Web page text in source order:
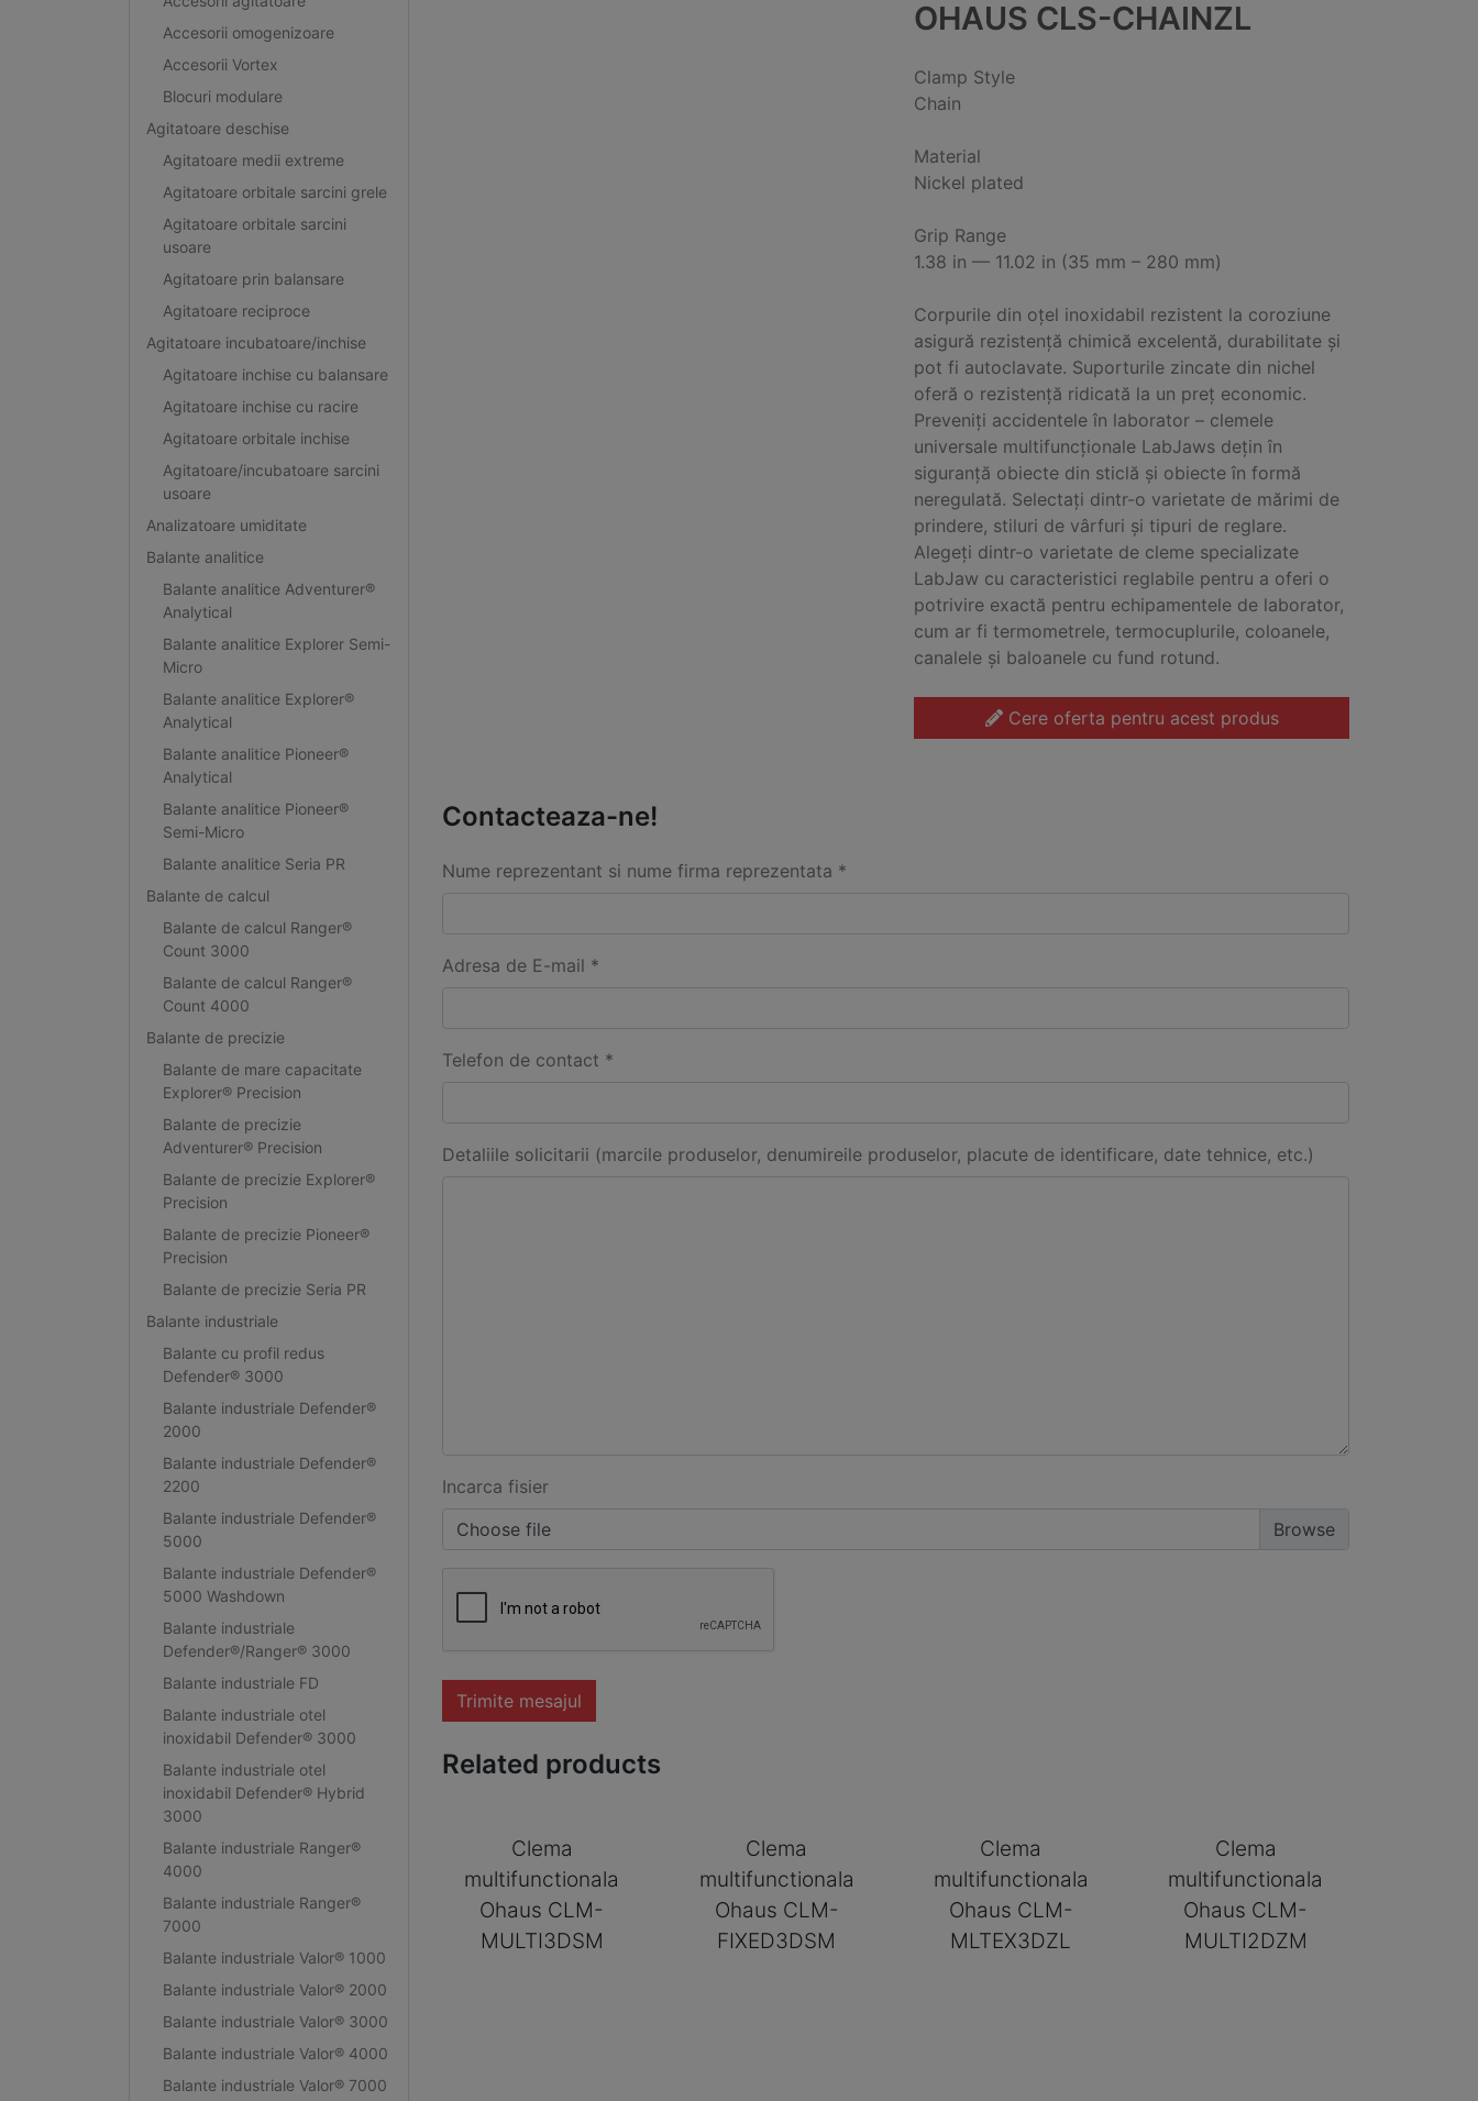
Accesorii omogenizoare
Accesorii Vortex
Blocuri modulare
Agitatoare deschise
Agitatoare medii extreme
Agitatoare orbitale sarcini grele
Agitatoare orbitale sarcini
usoare
Agitatoare prin balansare
Agitatoare reciproce
Agitatoare incubatoare/inchise
Agitatoare inchise cu balansare
Agitatoare inchise cu racire
Agitatoare orbitale inchise
Agitatoare/incubatoare sarcini
usoare
Analizatoare umiditate
Balante analitice
Balante analitice Adventurer®
Analytical
Balante analitice Explorer Semi-
Micro
Balante analitice Explorer®
Analytical
Balante analitice Pioneer®
Analytical
Balante analitice Pioneer®
Semi-Micro
Balante analitice Seria PR
Balante de calcul
Balante de calcul Ranger®
Count 3000
Balante de calcul Ranger®
Count 4000
Balante de precizie
Balante de mare capacitate
Explorer® Precision
Balante de precizie
Adventurer® Precision
Balante de precizie Explorer®
Precision
Balante de precizie Pioneer®
Precision
Balante de precizie Seria PR
Balante industriale
Balante cu profil redus
Defender® 3000
Balante industriale Defender®
2000
Balante industriale Defender®
2200
Balante industriale Defender®
5000
Balante industriale Defender®
5000 Washdown
Balante industriale
Defender®/Ranger® 3000
Balante industriale FD
Balante industriale otel
inoxidabil Defender® 3000
Balante industriale otel
inoxidabil Defender® Hybrid
3000
Balante industriale Ranger®
4000
Balante industriale Ranger®
7000
Balante industriale Valor® 1000
Balante industriale Valor® 2000
Balante industriale Valor® 3000
Balante industriale Valor® 4000
Balante industriale Valor® 7000
OHAUS CLS-CHAINZL
Clamp Style
Chain
Material
Nickel plated
Grip Range
1.38 in — 11.02 in (35 mm – 280 mm)
Corpurile din oțel inoxidabil rezistent la coroziune
asigură rezistență chimică excelentă, durabilitate și
pot fi autoclavate. Suporturile zincate din nichel
oferă o rezistență ridicată la un preț economic.
Preveniți accidentele în laborator – clemele
universale multifuncționale LabJaws dețin în
siguranță obiecte din sticlă și obiecte în formă
neregulată. Selectați dintr-o varietate de mărimi de
prindere, stiluri de vârfuri și tipuri de reglare.
Alegeți dintr-o varietate de cleme specializate
LabJaw cu caracteristici reglabile pentru a oferi o
potrivire exactă pentru echipamentele de laborator,
cum ar fi termometrele, termocuplurile, coloanele,
canalele și baloanele cu fund rotund.
Cere oferta pentru acest produs
Contacteaza-ne!
Nume reprezentant si nume firma reprezentata *
Adresa de E-mail *
Telefon de contact *
Detaliile solicitarii (marcile produselor, denumireile produselor, placute de identificare, date tehnice, etc.)
Incarca fisier
Choose file
Trimite mesajul
Related products
Clema
multifunctionala
Ohaus CLM-
MULTI3DSM
Clema
multifunctionala
Ohaus CLM-
FIXED3DSM
Clema
multifunctionala
Ohaus CLM-
MLTEX3DZL
Clema
multifunctionala
Ohaus CLM-
MULTI2DZM